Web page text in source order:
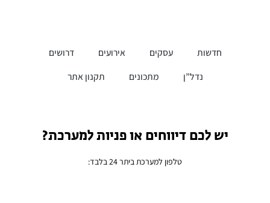
חדשות עסקים אירועים
דרושים
נדל”ן
מתכונים תקנון אתר
יש לכם דיווחים או פניות למערכת?
טלפון למערכת ביתר 24 בלבד: